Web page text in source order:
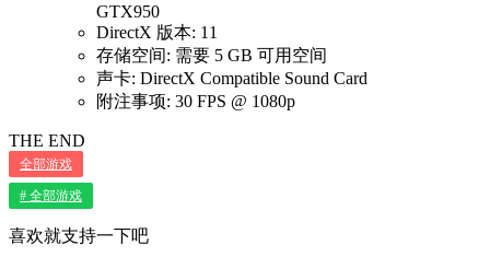
GTX950
DirectX 版本: 11
存储空间: 需要 5 GB 可用空间
声卡: DirectX Compatible Sound Card
附注事项: 30 FPS @ 1080p
THE END
全部游戏
# 全部游戏
喜欢就支持一下吧